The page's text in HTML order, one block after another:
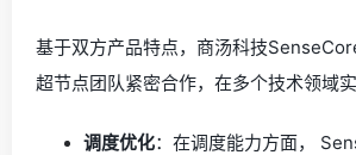
基于双方产品特点，商汤科技
超节点团队紧密合作，在多个技术领域实
调度优化：在调度能力方面，